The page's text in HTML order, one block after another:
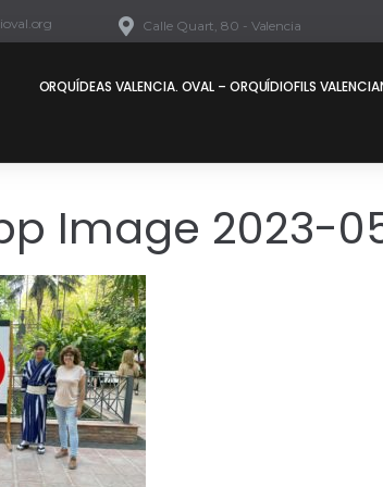
Calle Quart, 80 - Valencia
ORQUÍDEAS VALENCIA. OVAL – ORQUÍDIOFILS
Image 2023-